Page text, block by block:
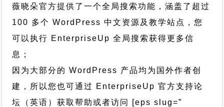
薇晓朵官方提供了一个全局搜索功能，涵盖了超过
100 多个 WordPress 中文资源及教学站点，您
可以执行 EnterpriseUp 全局搜索获得更多信
息；
因为大部分的 WordPress 产品均为国外作者创
建，所以您也可通过 EnterpriseUp 官方支持论
坛
（英语）获取帮助或者访问 [eps slug=”